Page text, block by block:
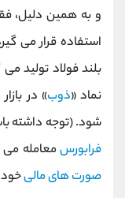
و به همین دلیل،
استفاده قرار می
بلند فولاد تولید
نماد «ذوب» در
شود. (توجه داشته
فرابورسمعامله می
صورت های مالی